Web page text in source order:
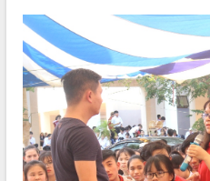
Kỳ họp thứ Hai, Hội đồng nhân dân
tỉnh khóa XI quyết nghị nhiều nội dung
quan trọng
Bí thư Tỉnh ủy Lương Nguyễn Minh
Triết thăm, tặng quà người có công với
cách mạng
Rà soát, hoàn thiện hệ thống thiết chế
văn hóa, thể thao đáp ứng yêu cầu
phát triển mới
LIÊN KẾT WEB